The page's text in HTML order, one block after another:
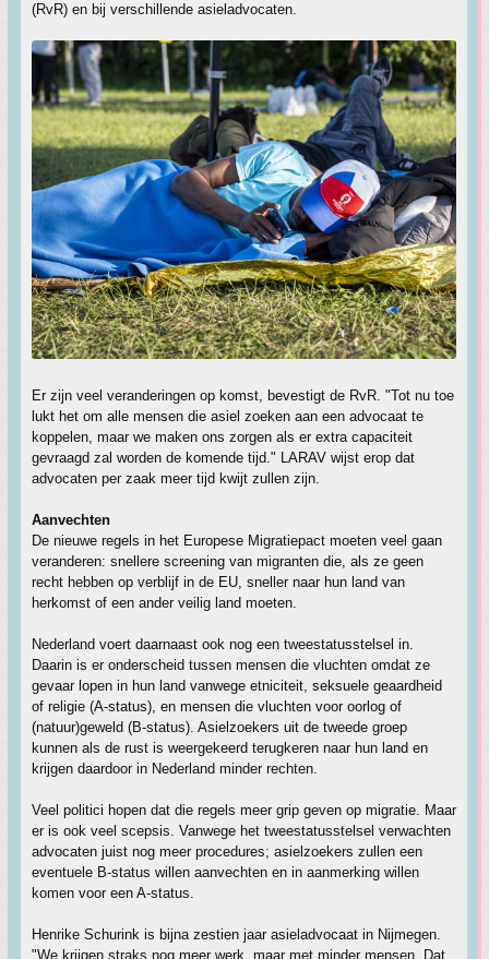
(RvR) en bij verschillende asieladvocaten.
Er zijn veel veranderingen op komst, bevestigt de RvR. "Tot nu toe
lukt het om alle mensen die asiel zoeken aan een advocaat te
koppelen, maar we maken ons zorgen als er extra capaciteit
gevraagd zal worden de komende tijd." LARAV wijst erop dat
advocaten per zaak meer tijd kwijt zullen zijn.
Aanvechten
De nieuwe regels in het Europese Migratiepact moeten veel gaan
veranderen: snellere screening van migranten die, als ze geen
recht hebben op verblijf in de EU, sneller naar hun land van
herkomst of een ander veilig land moeten.
Nederland voert daarnaast ook nog een tweestatusstelsel in.
Daarin is er onderscheid tussen mensen die vluchten omdat ze
gevaar lopen in hun land vanwege etniciteit, seksuele geaardheid
of religie (A-status), en mensen die vluchten voor oorlog of
(natuur)geweld (B-status). Asielzoekers uit de tweede groep
kunnen als de rust is weergekeerd terugkeren naar hun land en
krijgen daardoor in Nederland minder rechten.
Veel politici hopen dat die regels meer grip geven op migratie. Maar
er is ook veel scepsis. Vanwege het tweestatusstelsel verwachten
advocaten juist nog meer procedures; asielzoekers zullen een
eventuele B-status willen aanvechten en in aanmerking willen
komen voor een A-status.
Henrike Schurink is bijna zestien jaar asieladvocaat in Nijmegen.
"We krijgen straks nog meer werk, maar met minder mensen. Dat